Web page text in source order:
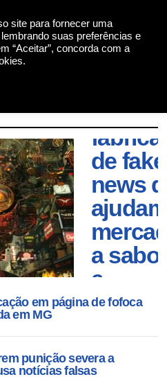
site para fornecer uma
suas preferências e
“Aceitar”, concorda com a
As
de fake
news
a
a
em página de fofoca
em MG
punição severa a
notícias falsas